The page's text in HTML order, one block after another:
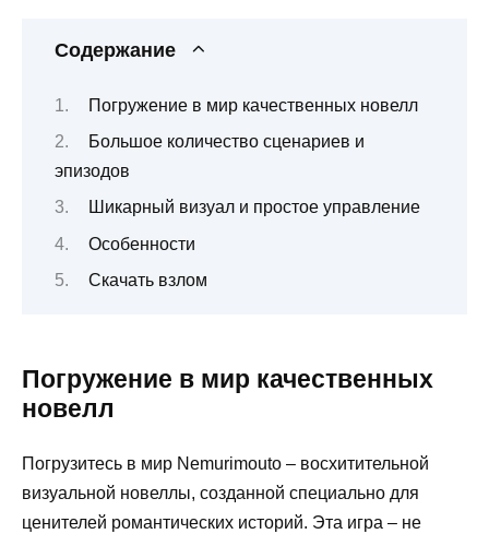
Содержание
Погружение в мир качественных новелл
Большое количество сценариев и
эпизодов
Шикарный визуал и простое управление
Особенности
Скачать взлом
Погружение в мир качественных
новелл
Погрузитесь в мир Nemurimouto – восхитительной
визуальной новеллы, созданной специально для
ценителей романтических историй. Эта игра – не